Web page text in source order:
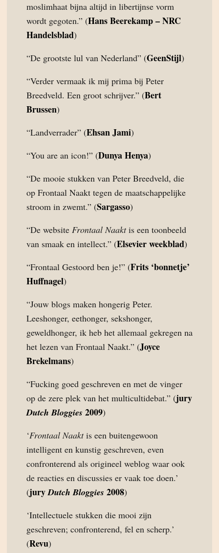
moslimhaat bijna altijd in libertijnse vorm
wordt gegoten.” (Hans Beerekamp – NRC
Handelsblad)
“De grootste lul van Nederland” (GeenStijl)
“Verder vermaak ik mij prima bij Peter
Breedveld. Een groot schrijver.” (Bert
Brussen)
“Landverrader” (Ehsan Jami)
“You are an icon!” (Dunya Henya)
“De mooie stukken van Peter Breedveld, die
op Frontaal Naakt tegen de maatschappelijke
stroom in zwemt.” (Sargasso)
“De website Frontaal Naaktis een toonbeeld
van smaak en intellect.” (Elsevier weekblad)
“Frontaal Gestoord ben je!” (Frits ‘bonnetje’
Huffnagel)
“Jouw blogs maken hongerig Peter.
Leeshonger, eethonger, sekshonger,
geweldhonger, ik heb het allemaal gekregen na
het lezen van Frontaal Naakt.” (Joyce
Brekelmans)
“Fucking goed geschreven en met de vinger
op de zere plek van het multicultidebat.” (jury
Dutch Bloggies 2009)
‘Frontaal Naaktis een buitengewoon
intelligent en kunstig geschreven, even
confronterend als origineel weblog waar ook
de reacties en discussies er vaak toe doen.’
(juryDutch Bloggies 2008)
‘Intellectuele stukken die mooi zijn
geschreven; confronterend, fel en scherp.’
(Revu)